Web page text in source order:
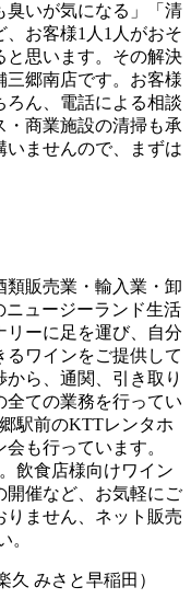
臭いが気になる」「清
お客様1人1人がおそ
と思います。その解決
三郷南店です。お客様
ん、電話による相談
・商業施設の清掃も承
いませんので、まずは
販売業・輸入業・卸
ュージーランド生活
リーに足を運び、自分
ワインをご提供して
ら、通関、引き取り
ての業務を行ってい
駅前のKTTレンタホ
も行っています。
飲食店様向けワイン
開催など、お気軽にご
ません、ネット販売
。